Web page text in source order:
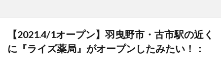
【2021.4/1オープン】羽曳野市・古市駅の近く
に『ライズ薬局』がオープンしたみたい！：